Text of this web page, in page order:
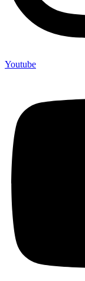
Youtube